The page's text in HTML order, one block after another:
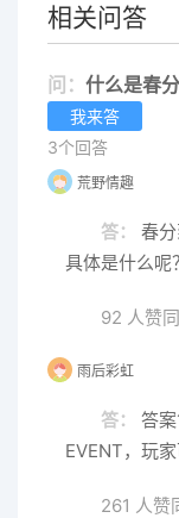
相关问答
问： 什么是春
我来答
3个回答
荒野情趣
答：
春
具体是什么呢？
92 人赞
雨后彩虹
答：
答
EVENT，玩
261 人赞